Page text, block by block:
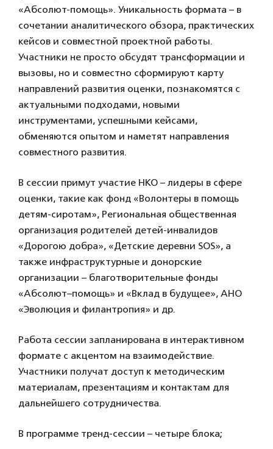
«Абсолют-помощь». Уникальность формата – в
сочетании аналитического обзора, практических
кейсов и совместной проектной работы.
Участники не просто обсудят трансформации и
вызовы, но и совместно сформируют карту
направлений развития оценки, познакомятся с
актуальными подходами, новыми
инструментами, успешными кейсами,
обменяются опытом и наметят направления
совместного развития.
В сессии примут участие НКО – лидеры в сфере
оценки, такие как фонд «Волонтеры в помощь
детям-сиротам», Региональная общественная
организация родителей детей-инвалидов
«Дорогою добра», «Детские деревни SOS», а
также инфраструктурные и донорские
организации – благотворительные фонды
«Абсолют–помощь» и «Вклад в будущее», АНО
«Эволюция и филантропия» и др.
Работа сессии запланирована в интерактивном
формате с акцентом на взаимодействие.
Участники получат доступ к методическим
материалам, презентациям и контактам для
дальнейшего сотрудничества.
В программе тренд-сессии – четыре блока;